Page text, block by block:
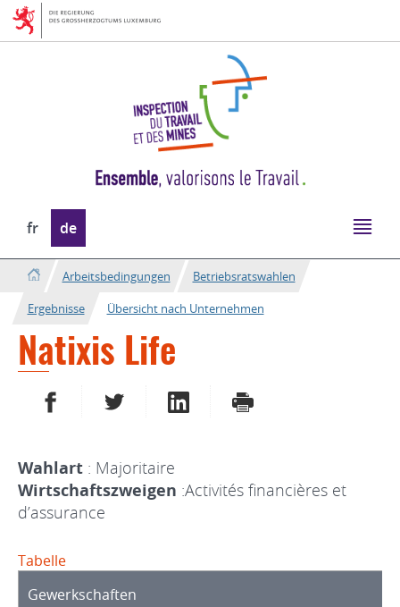
Zur
Navigation
Zum
Inhalt
Sprache
wechseln
fr de
Arbeitsbedingungen
Betriebsratswahlen
Ergebnisse
Übersicht nach Unternehmen
Natixis Life
AUF FACEBOOK TEILENAUF TWITTER TEILENAUF LINKEDIN TEILEN
DRUCKEN
Wahlart : Majoritaire
Wirtschaftszweigen :Activités financières et
d’assurance
Tabelle
Gewerkschaften